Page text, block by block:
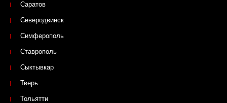
Саратов
Северодвинск
Симферополь
Ставрополь
Сыктывкар
Тверь
Тольятти